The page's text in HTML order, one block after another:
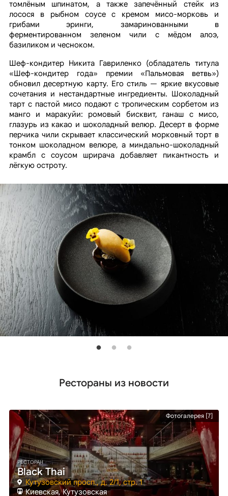
томлёным шпинатом, а также запечённый стейк из
лосося в рыбном соусе с кремом мисо-морковь и
грибами эринги, замаринованными в
ферментированном зеленом чили с мёдом алоэ,
базиликом и чесноком.
Шеф-кондитер Никита Гавриленко (обладатель титула
«Шеф-кондитер года» премии «Пальмовая ветвь»)
обновил десертную карту. Его стиль — яркие вкусовые
сочетания и нестандартные ингредиенты. Шоколадный
тарт с пастой мисо подают с тропическим сорбетом из
манго и маракуйи: ромовый бисквит, ганаш с мисо,
глазурь из какао и шоколадный велюр. Десерт в форме
перчика чили скрывает классический морковный торт в
тонком шоколадном велюре, а миндально-шоколадный
крамбл с соусом шрирача добавляет пикантность и
лёгкую остроту.
Рестораны из новости
Фотогалерея [7]
РЕСТОРАН
Black Thai
Кутузовский просп., д. 2/1, стр. 1
Киевская, Кутузовская